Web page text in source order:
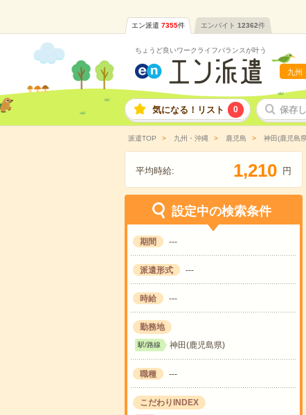
エン派遣 7355件 エンバイト 12362件
ちょうど良いワークライフバランスが叶う
九州
気になる！リスト 0 保存
派遣TOP 九州・沖縄 鹿児島 神田(鹿児島
平均時給: 1,210 円
設定中の検索条件
期間 ---
派遣形式 ---
時給 ---
勤務地
駅/路線 神田(鹿児島県)
職種 ---
こだわりINDEX